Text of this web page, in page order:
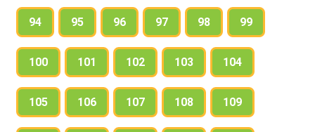
94 95 96 97 98 99
100 101 102 103 104
105 106 107 108 109